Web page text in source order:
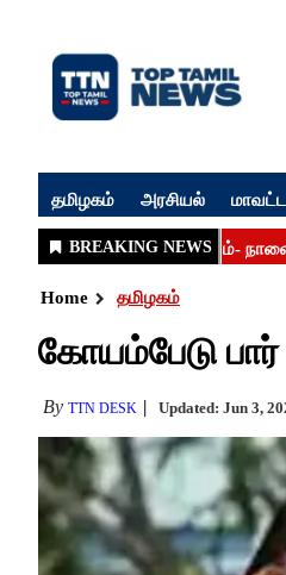
தமிழகம் அரசியல்
Home தமிழகம்
கோயம்பேடு
By TTN DESK Updated: Jun 3,